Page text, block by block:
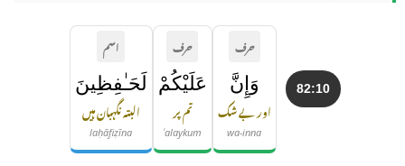
82:10
حرف
وَإِنَّ
اور بے شک
wa-inna
حرف
عَلَيْكُمْ
تم پر
ʿalaykum
اسم
لَحَـٰفِظِينَ
البتہ نگہبان ہیں
laḥāfiẓīna